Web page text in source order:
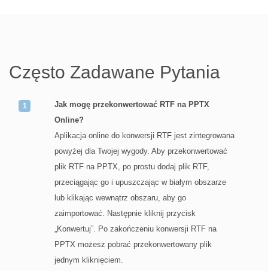
Często Zadawane Pytania
Jak mogę przekonwertować RTF na PPTX
Online?
Aplikacja online do konwersji RTF jest zintegrowana
powyżej dla Twojej wygody. Aby przekonwertować
plik RTF na PPTX, po prostu dodaj plik RTF,
przeciągając go i upuszczając w białym obszarze
lub klikając wewnątrz obszaru, aby go
zaimportować. Następnie kliknij przycisk
„Konwertuj”. Po zakończeniu konwersji RTF na
PPTX możesz pobrać przekonwertowany plik
jednym kliknięciem.